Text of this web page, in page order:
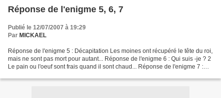
Réponse de l'enigme 5, 6, 7
Publié le 12/07/2007 à 19:29
Par MICKAEL
Réponse de l'enigme 5 : Décapitation Les moines ont récupéré le tête du roi,
mais ne sont pas mort pour autant... Réponse de l'enigme 6 : Qui suis -je ? 2
Le pain ou l'oeuf sont frais quand il sont chaud... Réponse de l'enigme 7 :